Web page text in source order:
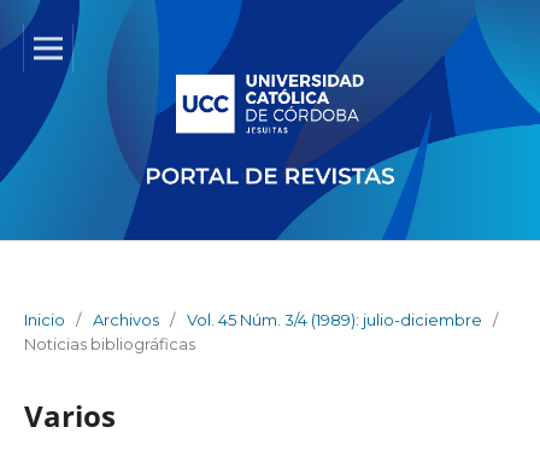
Inicio / Archivos / Vol. 45 Núm. 3/4 (1989): julio-diciembre
/
Noticias bibliográficas
Varios